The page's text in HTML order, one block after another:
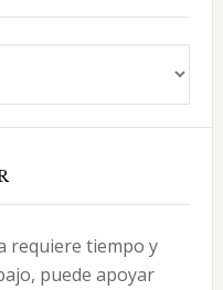
requiere tiempo y
puede apoyar